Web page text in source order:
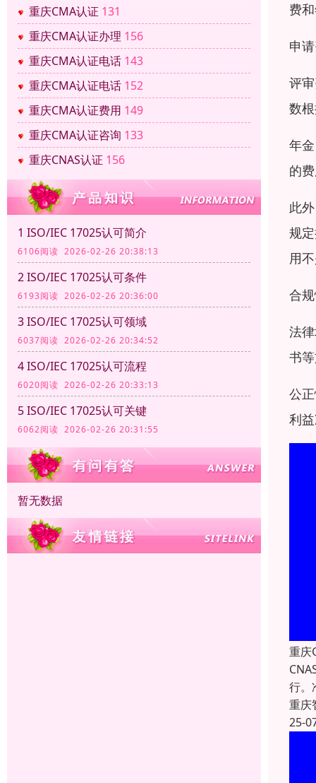
重庆CMA认证 131
重庆CMA认证办理 156
重庆CMA认证电话 143
重庆CMA认证电话 152
重庆CMA认证费用 149
重庆CMA认证咨询 133
重庆CNAS认证 156
1 ISO/IEC 17025认可简介
6106阅读 2026-02-26 20:38:13
2 ISO/IEC 17025认可条件
6193阅读 2026-02-26 20:36:00
3 ISO/IEC 17025认可领域
6037阅读 2026-02-26 20:34:52
4 ISO/IEC 17025认可流程
6020阅读 2026-02-26 20:33:13
5 ISO/IEC 17025认可关键
6062阅读 2026-02-26 20:31:55
暂无数据
费
申
评
数
年
的
此
规
用
合
法
书
公
利
重庆
行。
重庆
25-